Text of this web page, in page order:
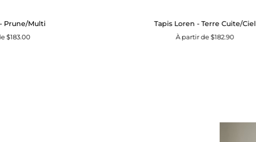
Prune/Multi
$183.00
Tapis Loren - Terre Cuite/Ciel
À partir de $182.90